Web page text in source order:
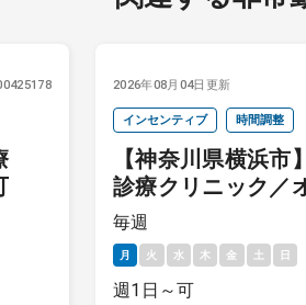
2026年08月04日更新
インセンティブ 時間調整
【神奈川県横浜市
診療クリニック／
ール自宅待機／毎
日／給与25,000円
センティブ
毎週
月 火 水 木 金 土 日
週1日～可